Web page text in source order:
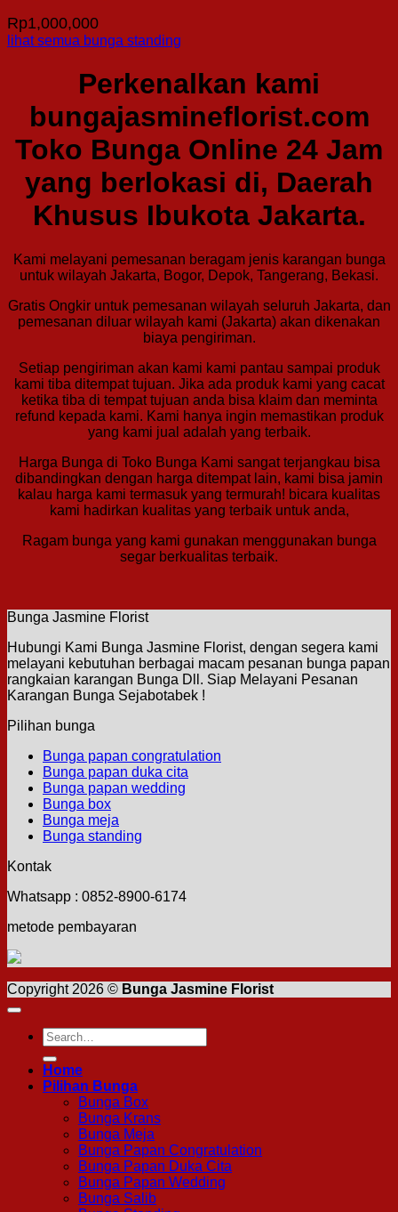
Rp1,000,000
lihat semua bunga standing
Perkenalkan kami
bungajasmineflorist.com
Toko Bunga Online 24 Jam
yang berlokasi di, Daerah
Khusus Ibukota Jakarta.
Kami melayani pemesanan beragam jenis karangan bunga
untuk wilayah Jakarta, Bogor, Depok, Tangerang, Bekasi.
Gratis Ongkir untuk pemesanan wilayah seluruh Jakarta, dan
pemesanan diluar wilayah kami (Jakarta) akan dikenakan
biaya pengiriman.
Setiap pengiriman akan kami kami pantau sampai produk
kami tiba ditempat tujuan. Jika ada produk kami yang cacat
ketika tiba di tempat tujuan anda bisa klaim dan meminta
refund kepada kami. Kami hanya ingin memastikan produk
yang kami jual adalah yang terbaik.
Harga Bunga di Toko Bunga Kami sangat terjangkau bisa
dibandingkan dengan harga ditempat lain, kami bisa jamin
kalau harga kami termasuk yang termurah! bicara kualitas
kami hadirkan kualitas yang terbaik untuk anda,
Ragam bunga yang kami gunakan menggunakan bunga
segar berkualitas terbaik.
Bunga Jasmine Florist
Hubungi Kami Bunga Jasmine Florist, dengan segera kami
melayani kebutuhan berbagai macam pesanan bunga papan
rangkaian karangan Bunga Dll. Siap Melayani Pesanan
Karangan Bunga Sejabotabek !
Pilihan bunga
Bunga papan congratulation
Bunga papan duka cita
Bunga papan wedding
Bunga box
Bunga meja
Bunga standing
Kontak
Whatsapp : 0852-8900-6174
metode pembayaran
Copyright 2026 © Bunga Jasmine Florist
Search
for:
Home
Pilihan Bunga
Bunga Box
Bunga Krans
Bunga Meja
Bunga Papan Congratulation
Bunga Papan Duka Cita
Bunga Papan Wedding
Bunga Salib